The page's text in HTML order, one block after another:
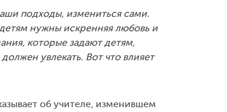
подходы, измениться сами.
нужны искренняя любовь и
которые задают детям,
увлекать. Вот что влияет
об учителе, изменившем